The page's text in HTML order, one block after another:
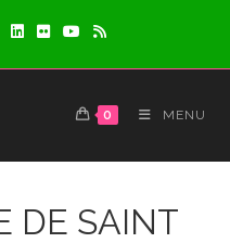
0 MENU
DE SAINT